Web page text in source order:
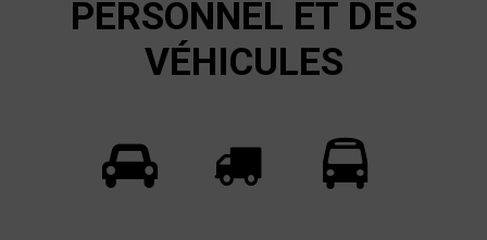
PERSONNEL ET DES
VÉHICULES